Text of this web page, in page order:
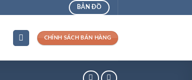
BẢN ĐỒ
CHÍNH SÁCH BÁN HÀNG